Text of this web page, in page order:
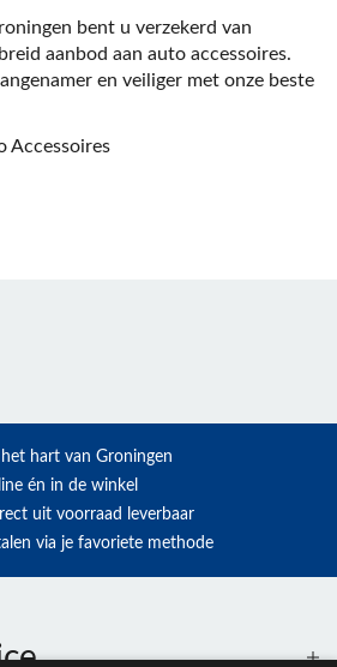
bent u verzekerd van
aanbod aan auto accessoires.
en veiliger met onze beste
Accessoires
hart van Groningen
én in de winkel
uit voorraad leverbaar
via je favoriete methode